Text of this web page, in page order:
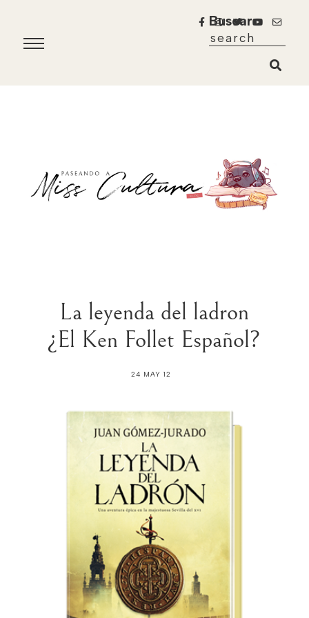
Buscar
La leyenda del ladron
¿El Ken Follet Español?
24 MAY 12